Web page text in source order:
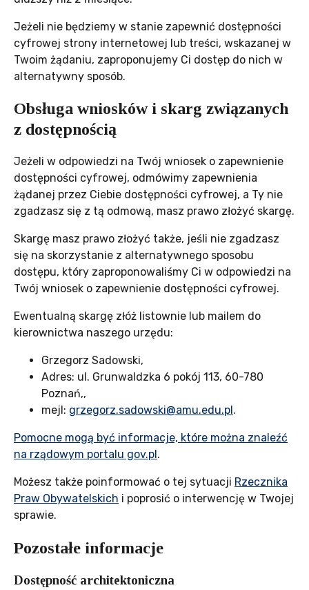
Jeżeli nie będziemy w stanie zapewnić dostępności
cyfrowej strony internetowej lub treści, wskazanej w
Twoim żądaniu, zaproponujemy Ci dostęp do nich w
alternatywny sposób.
Obsługa wniosków i skarg związanych
z dostępnością
Jeżeli w odpowiedzi na Twój wniosek o zapewnienie
dostępności cyfrowej, odmówimy zapewnienia
żądanej przez Ciebie dostępności cyfrowej, a Ty nie
zgadzasz się z tą odmową, masz prawo złożyć skargę.
Skargę masz prawo złożyć także, jeśli nie zgadzasz
się na skorzystanie z alternatywnego sposobu
dostępu, który zaproponowaliśmy Ci w odpowiedzi na
Twój wniosek o zapewnienie dostępności cyfrowej.
Ewentualną skargę złóż listownie lub mailem do
kierownictwa naszego urzędu:
Grzegorz Sadowski,
Adres: ul. Grunwaldzka 6 pokój 113, 60-780
Poznań,,
mejl: grzegorz.sadowski@amu.edu.pl .
Pomocne mogą być informacje, które można znaleźć
na rządowym portalu gov.pl .
Możesz także poinformować o tej sytuacji Rzecznika
Praw Obywatelskich i poprosić o interwencję w Twojej
sprawie.
Pozostałe informacje
Dostępność architektoniczna